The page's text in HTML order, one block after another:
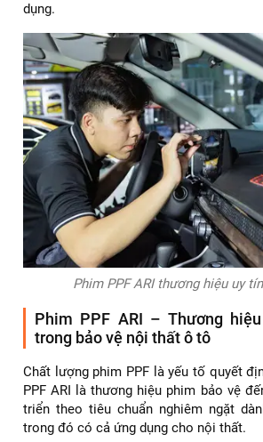
dụng.
Phim PPF ARI thương hiệu uy
Phim PPF ARI – Thương
trong bảo vệ nội thất ô tô
Chất lượng phim PPF là yếu tố quyết
PPF ARI là thương hiệu phim bảo vệ
triển theo tiêu chuẩn nghiêm ngặt
trong đó có cả ứng dụng cho nội thất.